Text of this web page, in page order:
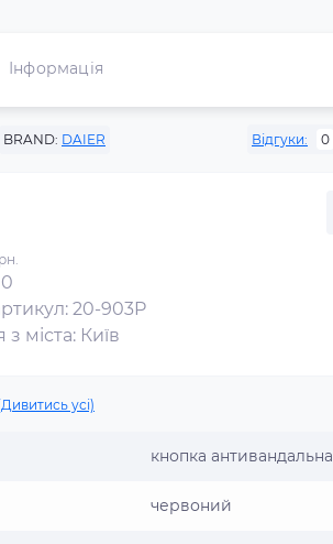
Інформація
BRAND: DAIER Відгуки: 0
20-903P
міста: Київ
усі)
кнопка антивандальна
червоний